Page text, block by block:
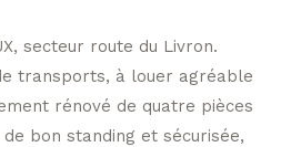
secteur route du Livron.
transports, à louer agréable
rénové de quatre pièces
bon standing et sécurisée,